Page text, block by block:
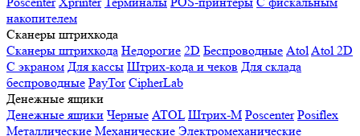
накопителем
Сканеры штрихкода
Сканеры штрихкода Недорогие 2D Беспроводные AtolAtol 2D
С экраном Для кассы Штрих-кода и чеков Для склада
беспроводные PayTor CipherLab
Денежные ящики
Денежные ящики Черные ATOL Штрих-М Poscenter Posiflex
Металлические Механические Электромеханические